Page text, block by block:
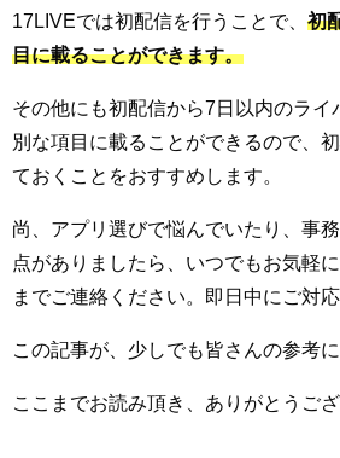
17LIVEでは初配信を行うことで、 初
目に載ることができます。
その他にも初配信から7日以内のライ
別な項目に載ることができるので、
ておくことをおすすめします。
尚、アプリ選びで悩んでいたり、事
点がありましたら、いつでもお気軽に
までご連絡ください。即日中にご対応
この記事が、少しでも皆さんの参考
ここまでお読み頂き、ありがとうござ